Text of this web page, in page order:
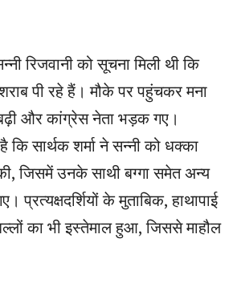
रिजवानी को सूचना मिली थी कि
पी रहे हैं। मौके पर पहुंचकर मना
और कांग्रेस नेता भड़क गए।
कि सार्थक शर्मा ने सन्नी को धक्का
जिसमें उनके साथी बग्गा समेत अन्य
प्रत्यक्षदर्शियों के मुताबिक, हाथापाई
का भी इस्तेमाल हुआ, जिससे माहौल